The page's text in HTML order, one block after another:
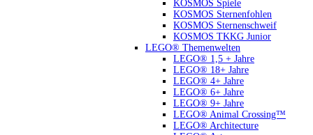
KOSMOS Spiele
KOSMOS Sternenfohlen
KOSMOS Sternenschweif
KOSMOS TKKG Junior
LEGO® Themenwelten
LEGO® 1,5 + Jahre
LEGO® 18+ Jahre
LEGO® 4+ Jahre
LEGO® 6+ Jahre
LEGO® 9+ Jahre
LEGO® Animal Crossing™
LEGO® Architecture